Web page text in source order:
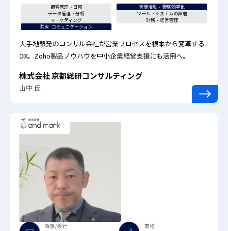
顧客管理・日報
営業活動・業務効率化
データ管理・分析
ツール・システムの課題
マーケティング
財務・経営管理
共有·コミュニケーション
大手地銀発のコンサル会社が営業プロセスを根本から変革する
DX。Zoho製品ノウハウを中小企業経営支援にも活用へ。
株式会社 京都総研コンサルティング
山中 氏
新規/移行 業種